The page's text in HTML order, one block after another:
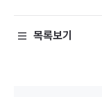
목록보기